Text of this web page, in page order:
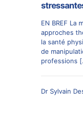
EN BREF La
approches
la santé
de
professions
Dr Sylvain